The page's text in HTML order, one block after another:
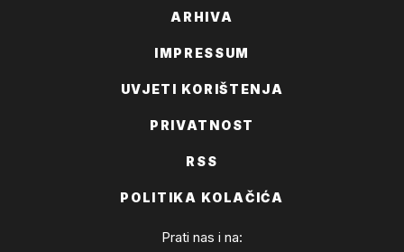
ARHIVA
IMPRESSUM
UVJETI KORIŠTENJA
PRIVATNOST
RSS
POLITIKA KOLAČIĆA
Prati nas i na: